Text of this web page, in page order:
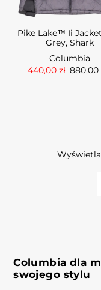
Pike Lake™ Ii
Grey, Shark
Columbia
440,00 zł 880,00
Columbia dla
swojego stylu